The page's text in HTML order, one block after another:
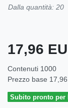
Dalla quantità: 20
17,96
Contenuti 1000
Prezzo base
Subito pronto per